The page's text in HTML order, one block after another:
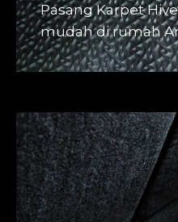
Pasang Karpet
mudah di rumah